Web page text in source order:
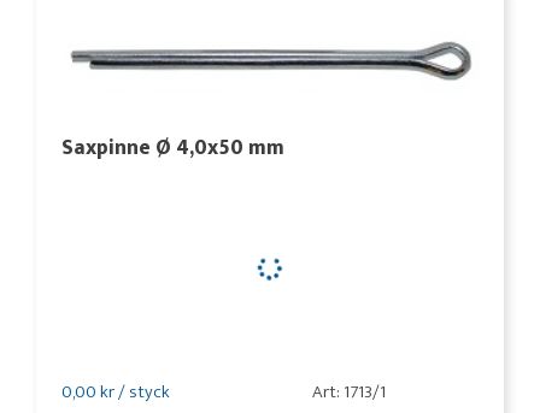
Saxpinne Ø 4,0x50 mm
0,00 kr / styck Art: 1713/1